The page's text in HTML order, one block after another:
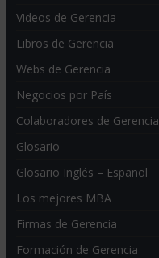
Videos de Gerencia
Libros de Gerencia
Webs de Gerencia
Negocios por País
Colaboradores de Gerencia
Glosario
Glosario Inglés – Español
Los mejores MBA
Firmas de Gerencia
Formación de Gerencia